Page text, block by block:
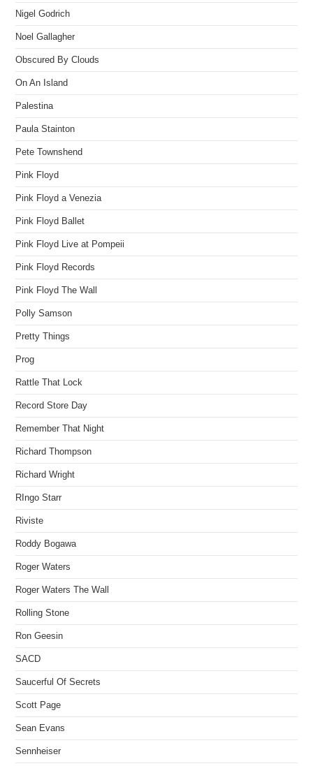
Nigel Godrich
Noel Gallagher
Obscured By Clouds
On An Island
Palestina
Paula Stainton
Pete Townshend
Pink Floyd
Pink Floyd a Venezia
Pink Floyd Ballet
Pink Floyd Live at Pompeii
Pink Floyd Records
Pink Floyd The Wall
Polly Samson
Pretty Things
Prog
Rattle That Lock
Record Store Day
Remember That Night
Richard Thompson
Richard Wright
RIngo Starr
Riviste
Roddy Bogawa
Roger Waters
Roger Waters The Wall
Rolling Stone
Ron Geesin
SACD
Saucerful Of Secrets
Scott Page
Sean Evans
Sennheiser